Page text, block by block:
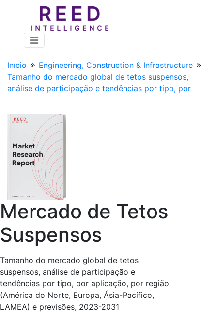
Início
Engineering, Construction & Infrastructure
Tamanho do mercado global de tetos suspensos,
análise de participação e tendências por tipo, por
Mercado de Tetos
Suspensos
Tamanho do mercado global de tetos
suspensos, análise de participação e
tendências por tipo, por aplicação, por região
(América do Norte, Europa, Ásia-Pacífico,
LAMEA) e previsões, 2023-2031